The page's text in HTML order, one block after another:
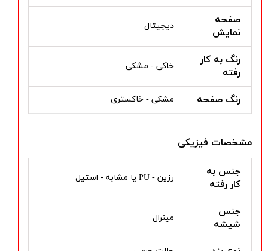
صفحه
نمایش
دیجیتال
رنگ به کار
رفته
خاکی - مشکی
رنگ صفحه مشکی - خاکستری
مشخصات فیزیکی
جنس به
کار رفته
رزین - PU یا مشابه - استیل
جنس
شیشه
مینرال